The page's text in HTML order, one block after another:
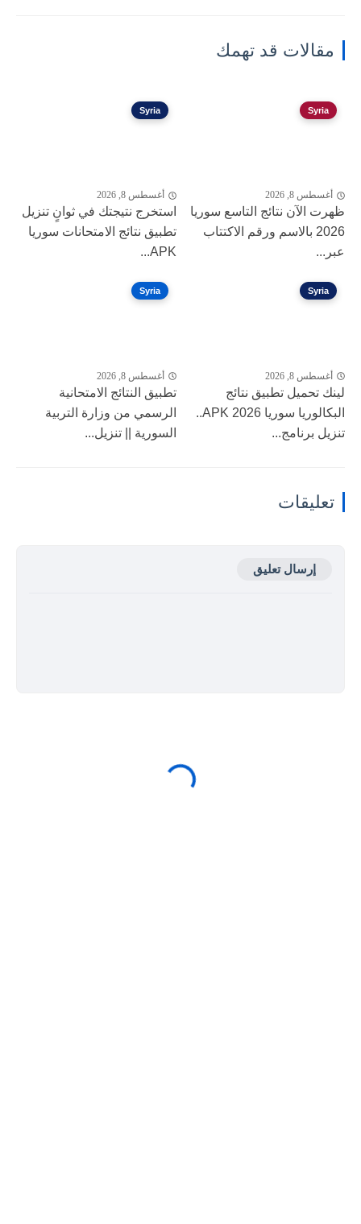
مقالات قد تهمك
Syria
أغسطس 8, 2026
ظهرت الآن نتائج التاسع سوريا
2026 بالاسم ورقم الاكتتاب
عبر...
Syria
أغسطس 8, 2026
استخرج نتيجتك في ثوانٍ تنزيل
تطبيق نتائج الامتحانات سوريا
APK...
Syria
أغسطس 8, 2026
لينك تحميل تطبيق نتائج
البكالوريا سوريا 2026 APK..
تنزيل برنامج...
Syria
أغسطس 8, 2026
تطبيق النتائج الامتحانية
الرسمي من وزارة التربية
السورية || تنزيل...
تعليقات
إرسال تعليق